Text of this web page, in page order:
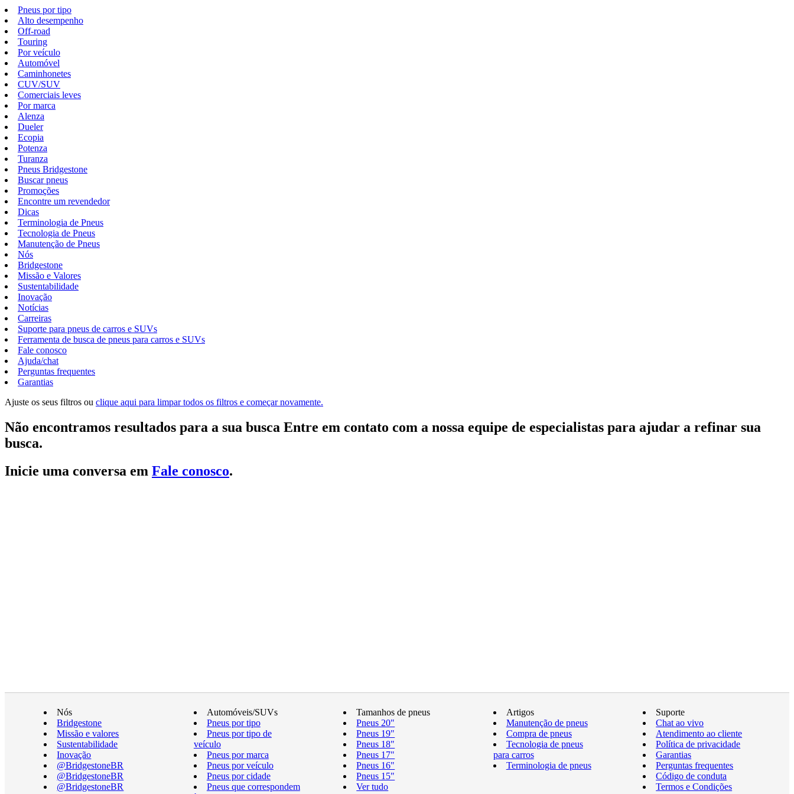
Pneus por tipo
Alto desempenho
Off-road
Touring
Por veículo
Automóvel
Caminhonetes
CUV/SUV
Comerciais leves
Por marca
Alenza
Dueler
Ecopia
Potenza
Turanza
Pneus Bridgestone
Buscar pneus
Promoções
Encontre um revendedor
Dicas
Terminologia de Pneus
Tecnologia de Pneus
Manutenção de Pneus
Nós
Bridgestone
Missão e Valores
Sustentabilidade
Inovação
Notícias
Carreiras
Suporte para pneus de carros e SUVs
Ferramenta de busca de pneus para carros e SUVs
Fale conosco
Ajuda/chat
Perguntas frequentes
Garantias
Ajuste os seus filtros ou clique aqui para limpar todos os filtros e começar novamente.
Não encontramos resultados para a sua busca Entre em contato com a nossa equipe de especialistas para ajudar a refinar sua
busca.
Inicie uma conversa em Fale conosco.
Nós
Bridgestone
Missão e valores
Sustentabilidade
Inovação
@BridgestoneBR
@BridgestoneBR
@BridgestoneBR
Automóveis/SUVs
Pneus por tipo
Pneus por tipo de
veículo
Pneus por marca
Pneus por veículo
Pneus por cidade
Pneus que correspondem
Tamanhos de pneus
Pneus 20"
Pneus 19"
Pneus 18"
Pneus 17"
Pneus 16"
Pneus 15"
Ver tudo
Artigos
Manutenção de pneus
Compra de pneus
Tecnologia de pneus
para carros
Terminologia de pneus
Suporte
Chat ao vivo
Atendimento ao cliente
Política de privacidade
Garantias
Perguntas frequentes
Código de conduta
Termos e Condições